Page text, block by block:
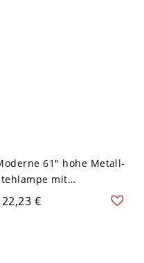
61" hohe Metall-
mit
und
integrierter LED - 3
€